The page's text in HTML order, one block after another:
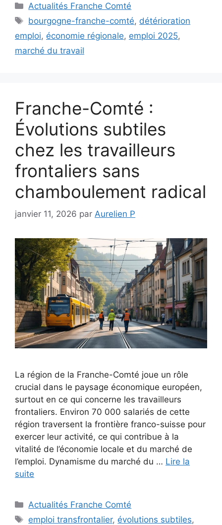
Catégories
Actualités Franche Comté
Étiquettes
bourgogne-franche-comté, détérioration
emploi, économie régionale, emploi 2025,
marché du travail
Franche-Comté :
Évolutions subtiles
chez les travailleurs
frontaliers sans
chamboulement radical
janvier 11, 2026 par Aurelien P
La région de la Franche-Comté joue un rôle
crucial dans le paysage économique européen,
surtout en ce qui concerne les travailleurs
frontaliers. Environ 70 000 salariés de cette
région traversent la frontière franco-suisse pour
exercer leur activité, ce qui contribue à la
vitalité de l’économie locale et du marché de
l’emploi. Dynamisme du marché du … Lire la
suite
Catégories
Actualités Franche Comté
Étiquettes
emploi transfrontalier, évolutions subtiles,